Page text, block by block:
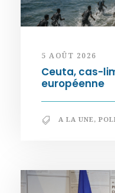
5 AOÛT 2026
Ceuta, cas-
européenne
A LA UNE,